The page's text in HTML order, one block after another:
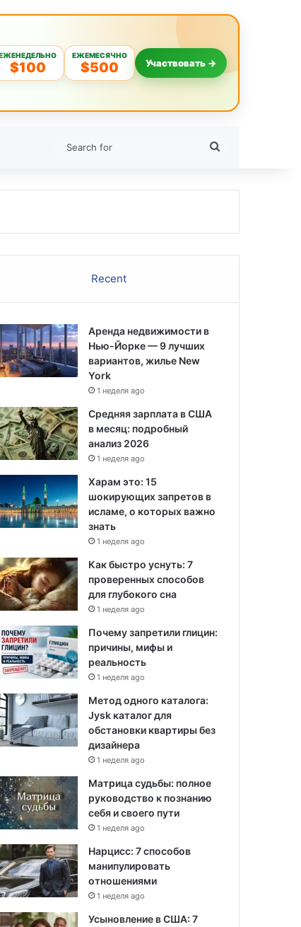
$100
ЕЖЕМЕСЯЧНО
$500 Участвовать →
Recent
Аренда недвижимости в
Нью-Йорке — 9 лучших
вариантов, жилье New
York
1 неделя ago
Средняя зарплата в США
в месяц: подробный
анализ 2026
1 неделя ago
Харам это: 15
шокирующих запретов в
исламе, о которых важно
знать
1 неделя ago
Как быстро уснуть: 7
проверенных способов
для глубокого сна
1 неделя ago
Почему запретили глицин:
причины, мифы и
реальность
1 неделя ago
Метод одного каталога:
Jysk каталог для
обстановки квартиры без
дизайнера
1 неделя ago
Матрица судьбы: полное
руководство к познанию
себя и своего пути
1 неделя ago
Нарцисс: 7 способов
манипулировать
отношениями
1 неделя ago
Усыновление в США: 7